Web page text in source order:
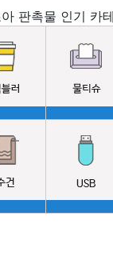
판촉물 인기 카